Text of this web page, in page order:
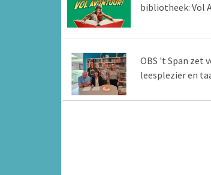
bibliotheek: Vol
OBS 't Span zet
leesplezier en